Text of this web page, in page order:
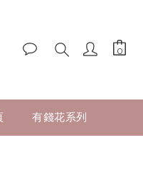
有錢花系列